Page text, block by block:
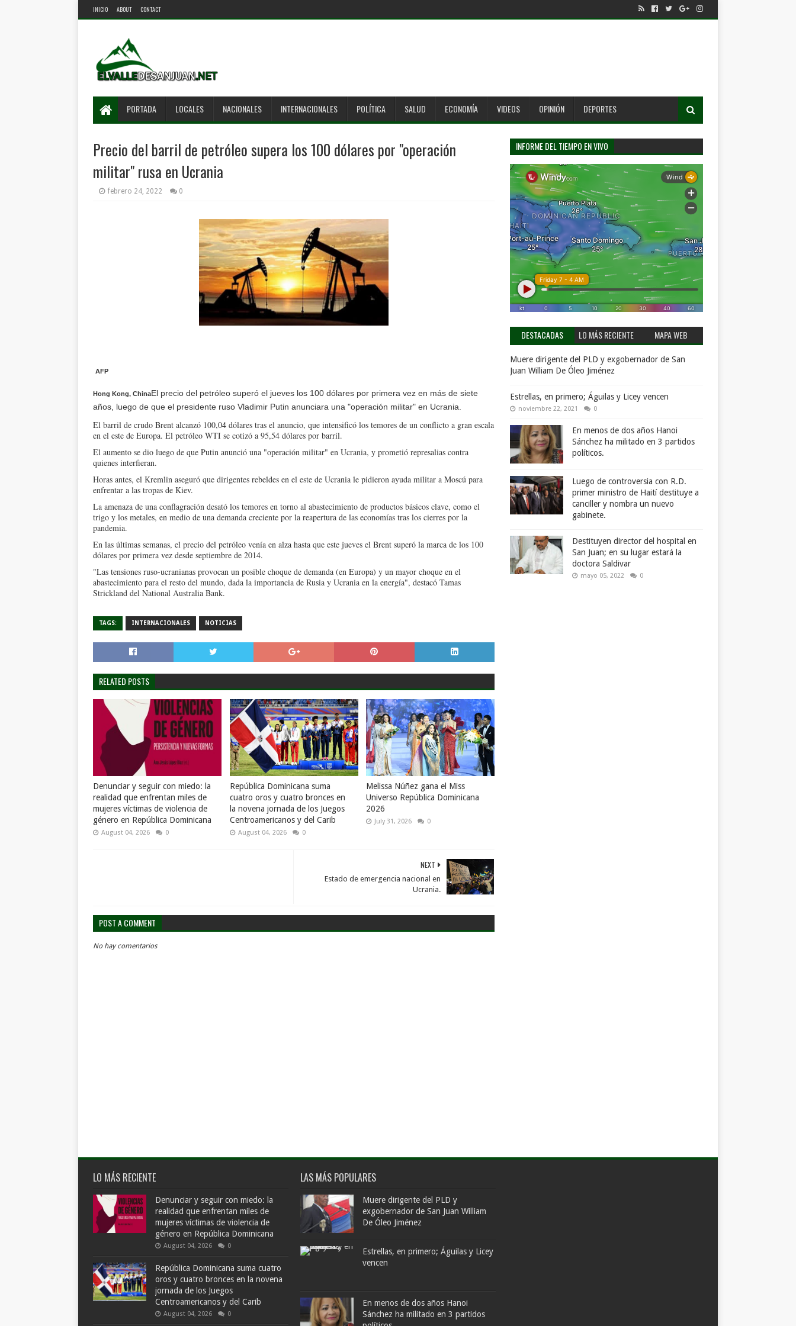
INICIO ABOUT CONTACT
PORTADA LOCALES NACIONALES INTERNACIONALES POLÍTICA SALUD ECONOMÍA VIDEOS OPINIÓN DEPORTES
Precio del barril de petróleo supera los 100 dólares por "operación
militar" rusa en Ucrania
febrero 24, 2022 0
AFP
Hong Kong, ChinaEl precio del petróleo superó el jueves los 100 dólares por primera vez en más de siete
años, luego de que el presidente ruso Vladimir Putin anunciara una "operación militar" en Ucrania.
El barril de crudo Brent alcanzó 100,04 dólares tras el anuncio, que intensificó los temores de un conflicto a gran escala
en el este de Europa. El petróleo WTI se cotizó a 95,54 dólares por barril.
El aumento se dio luego de que Putin anunció una "operación militar" en Ucrania, y prometió represalias contra
quienes interfieran.
Horas antes, el Kremlin aseguró que dirigentes rebeldes en el este de Ucrania le pidieron ayuda militar a Moscú para
enfrentar a las tropas de Kiev.
La amenaza de una conflagración desató los temores en torno al abastecimiento de productos básicos clave, como el
trigo y los metales, en medio de una demanda creciente por la reapertura de las economías tras los cierres por la
pandemia.
En las últimas semanas, el precio del petróleo venía en alza hasta que este jueves el Brent superó la marca de los 100
dólares por primera vez desde septiembre de 2014.
"Las tensiones ruso-ucranianas provocan un posible choque de demanda (en Europa) y un mayor choque en el
abastecimiento para el resto del mundo, dada la importancia de Rusia y Ucrania en la energía", destacó Tamas
Strickland del National Australia Bank.
TAGS: INTERNACIONALES NOTICIAS
RELATED POSTS
Denunciar y seguir con miedo: la
realidad que enfrentan miles de
mujeres víctimas de violencia de
género en República Dominicana
August 04, 2026 0
República Dominicana suma
cuatro oros y cuatro bronces en
la novena jornada de los Juegos
Centroamericanos y del Carib
August 04, 2026 0
Melissa Núñez gana el Miss
Universo República Dominicana
2026
July 31, 2026 0
NEXT
Estado de emergencia nacional en
Ucrania.
POST A COMMENT
No hay comentarios
INFORME DEL TIEMPO EN VIVO
DESTACADAS LO MÁS RECIENTE MAPA WEB
Muere dirigente del PLD y exgobernador de San
Juan William De Óleo Jiménez
Estrellas, en primero; Águilas y Licey vencen
noviembre 22, 2021 0
En menos de dos años Hanoi
Sánchez ha militado en 3 partidos
políticos.
Luego de controversia con R.D.
primer ministro de Haití destituye a
canciller y nombra un nuevo
gabinete.
Destituyen director del hospital en
San Juan; en su lugar estará la
doctora Saldivar
mayo 05, 2022 0
LO MÁS RECIENTE
Denunciar y seguir con miedo: la
realidad que enfrentan miles de
mujeres víctimas de violencia de
género en República Dominicana
August 04, 2026 0
República Dominicana suma cuatro
oros y cuatro bronces en la novena
jornada de los Juegos
Centroamericanos y del Carib
August 04, 2026 0
LAS MÁS POPULARES
Muere dirigente del PLD y
exgobernador de San Juan William
De Óleo Jiménez
Estrellas, en primero; Águilas y Licey
vencen
En menos de dos años Hanoi
Sánchez ha militado en 3 partidos